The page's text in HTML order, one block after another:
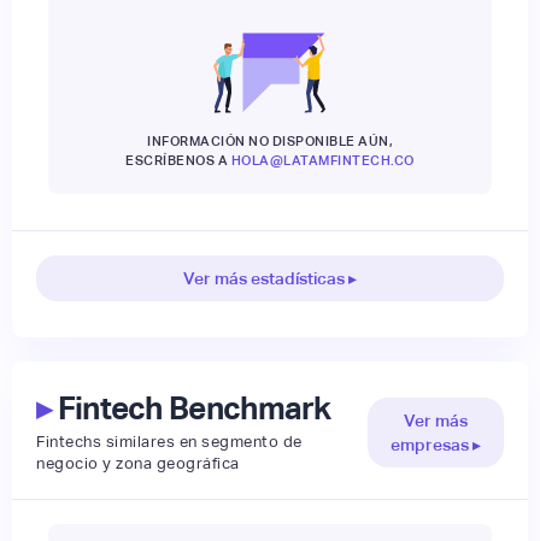
INFORMACIÓN NO DISPONIBLE AÚN,
ESCRÍBENOS A HOLA@LATAMFINTECH.CO
Ver más estadísticas ▸
▸Fintech Benchmark
Fintechs similares en segmento de
negocio y zona geográfica
Ver más
empresas ▸